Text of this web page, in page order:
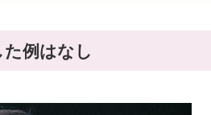
例はなし